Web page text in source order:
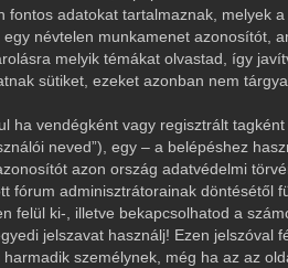
adatokat tartalmaznak, melyek
névtelen munkamenet azonosítót,
melyik témákat olvastad, így
sütiket, ezeket azonban nem
vendégként vagy regisztrált
neved”), egy – a belépéshez
azon ország adatvédelmi
fórum adminisztrátorainak döntésétől
ki-, illetve bekapcsolhatod a
jelszavat használj! Ezen jelszóval
személynek, még ha az az